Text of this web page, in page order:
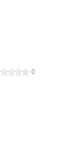
0